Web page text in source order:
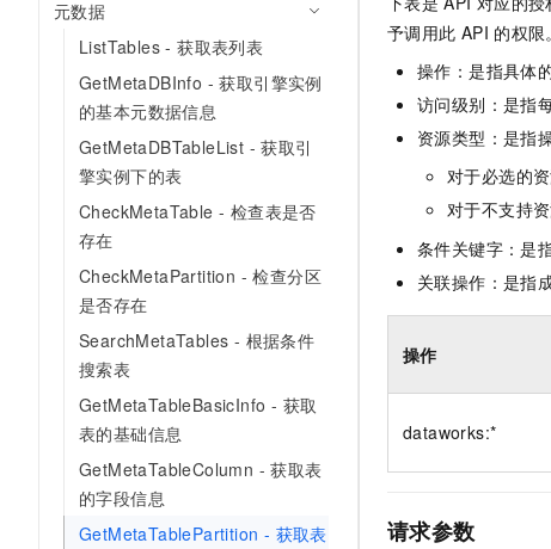
元数据
ListTables - 获取表列表
GetMetaDBInfo - 获取引擎实例
的基本元数据信息
GetMetaDBTableList - 获取引
擎实例下的表
CheckMetaTable - 检查表是否
存在
CheckMetaPartition - 检查分区
是否存在
SearchMetaTables - 根据条件
搜索表
GetMetaTableBasicInfo - 获取
表的基础信息
GetMetaTableColumn - 获取表
的字段信息
GetMetaTablePartition - 获取表
予调用此 API 的权限
操作：是指具体
访问级别：是指
资源类型：是指
对于必选的
对于不支持
条件关键字：是
关联操作：是指
操作
dataworks:*
请求参数
Happy 系列大模型
大模型解决方案
快速部署 Dify，高效搭建
10 分钟在聊天系统中增加
域名与网站
终端用户计算
Serverless
开发工具
迁移与运维管理
专有云